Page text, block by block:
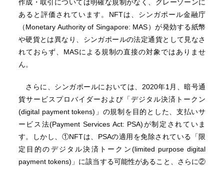
作成・取引については明確な規制がなく、グレーゾーンに
あると評価されています。NFTは、シンガポール金融庁
（Monetary Authority of Singapore: MAS）が発効する紙幣
や硬貨とは異なり、シンガポールの法定通貨として見なさ
れておらず、MASによる規制の直接の対象ではありませ
ん。
さらに、シンガポールにおいては、2020年1月、暗号通
貨サービスプロバイダーおよび「デジタル決済トークン
(digital payment tokens)」の規制を目的とした、支払いサ
ービス法(Payment Services Act: PSA)が制定されていま
す。しかし、①NFTは、PSAの適用を免除されている「限
定目的のデジタル決済トークン(limited purpose digital
payment tokens)」に該当する可能性があること、さらに②